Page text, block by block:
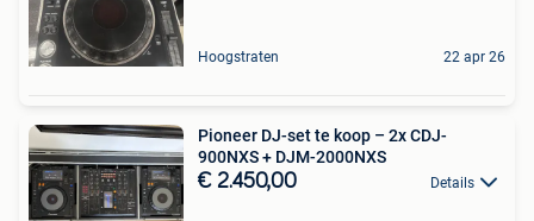
Hoogstraten 22 apr 26
Pioneer DJ-set te koop – 2x CDJ-
900NXS + DJM-2000NXS
€ 2.450,00 Details